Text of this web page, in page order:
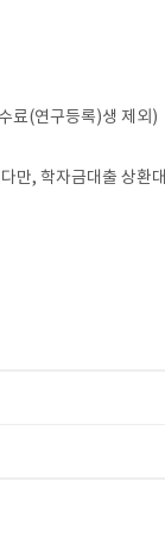
료(연구등록)생 제외)
만, 학자금대출 상환